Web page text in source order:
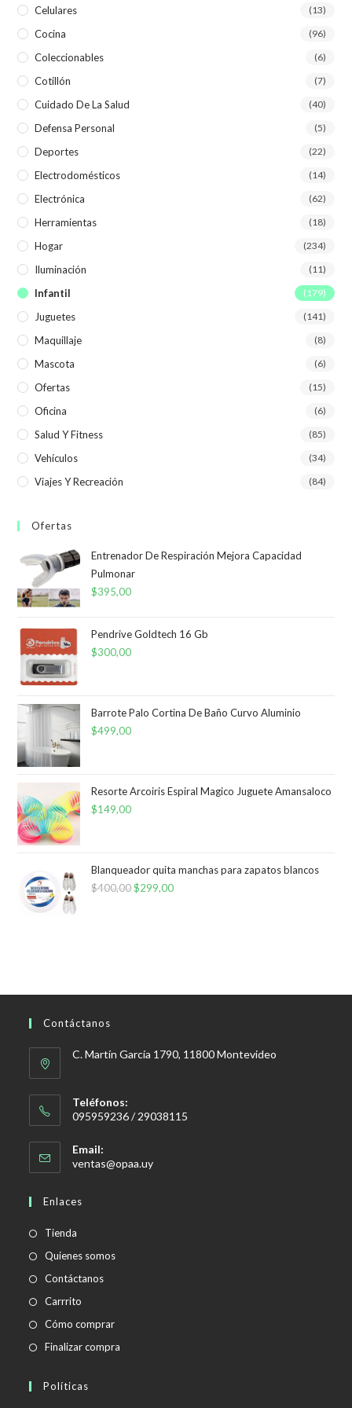
Celulares (13)
Cocina (96)
Coleccionables (6)
Cotillón (7)
Cuidado De La Salud (40)
Defensa Personal (5)
Deportes (22)
Electrodomésticos (14)
Electrónica (62)
Herramientas (18)
Hogar (234)
Iluminación (11)
Infantil (179)
Juguetes (141)
Maquillaje (8)
Mascota (6)
Ofertas (15)
Oficina (6)
Salud Y Fitness (85)
Vehículos (34)
Viajes Y Recreación (84)
Ofertas
Entrenador De Respiración Mejora Capacidad
Pulmonar
$395,00
Pendrive Goldtech 16 Gb
$300,00
Barrote Palo Cortina De Baño Curvo Aluminio
$499,00
Resorte Arcoiris Espiral Magico Juguete Amansaloco
$149,00
Blanqueador quita manchas para zapatos blancos
$400,00El
$299,00El
Contáctanos
C. Martín García 1790, 11800 Montevideo
Teléfonos:
095959236 / 29038115
Email:
ventas@opaa.uySe
Enlaces
Tienda
Quienes somos
Contáctanos
Carrrito
Cómo comprar
Finalizar compra
Políticas